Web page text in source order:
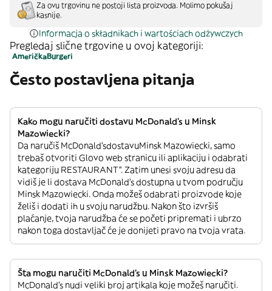
Za ovu trgovinu ne postoji lista proizvoda. Molimo pokušaj
kasnije.
Informacja o składnikach i wartościach odżywczych
Pregledaj slične trgovine u ovoj kategoriji:
AmeričkaBurgeri
Često postavljena pitanja
Kako mogu naručiti dostavu McDonald's u Minsk
Mazowiecki?
Da naručiš McDonald'sdostavuMinsk Mazowiecki, samo
trebaš otvoriti Glovo web stranicu ili aplikaciju i odabrati
kategoriju RESTAURANT”. Zatim unesi svoju adresu da
vidiš je li dostava McDonald's dostupna u tvom području
Minsk Mazowiecki. Onda možeš odabrati proizvode koje
želiš i dodati ih u svoju narudžbu. Nakon što izvršiš
plaćanje, tvoja narudžba će se početi pripremati i ubrzo
nakon toga dostavljač će je donijeti pravo na tvoja vrata.
Šta mogu naručiti McDonald's u Minsk Mazowiecki?
McDonald's nudi veliki broj artikala koje možeš naručiti.